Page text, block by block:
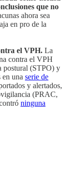
que no
ahora sea
en pro de la
el VPH. La
contra el VPH
postural (STPO) y
en una serie de
y alertados,
(PRAC,
ninguna